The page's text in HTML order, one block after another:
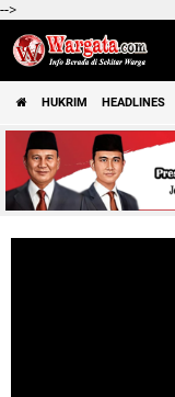
-->
HUKRIM HEADLINES